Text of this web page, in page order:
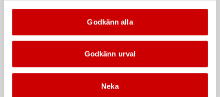
Godkänn alla
Godkänn urval
Neka
Vindrutelim, Ultimate Vindrutekniv 85 mm rak